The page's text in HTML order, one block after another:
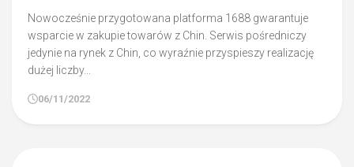
Nowocześnie przygotowana platforma 1688 gwarantuje
wsparcie w zakupie towarów z Chin. Serwis pośredniczy
jedynie na rynek z Chin, co wyraźnie przyspieszy realizację
dużej liczby...
06/11/2022